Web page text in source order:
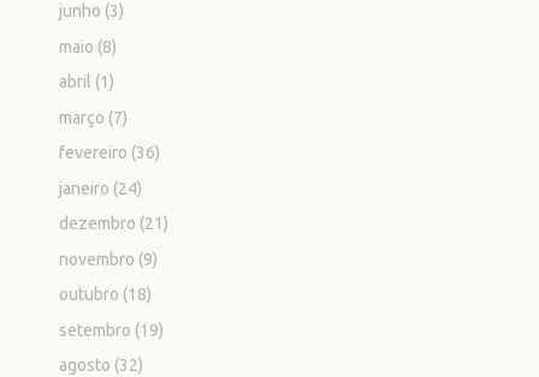
junho (3)
maio (8)
abril (1)
março (7)
fevereiro (36)
janeiro (24)
dezembro (21)
novembro (9)
outubro (18)
setembro (19)
agosto (32)